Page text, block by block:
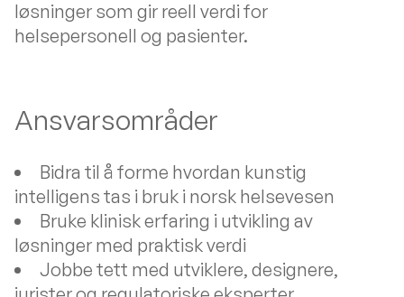
løsninger som gir reell verdi for
helsepersonell og pasienter.
Ansvarsområder
Bidra til å forme hvordan kunstig
intelligens tas i bruk i norsk helsevesen
Bruke klinisk erfaring i utvikling av
løsninger med praktisk verdi
Jobbe tett med utviklere, designere,